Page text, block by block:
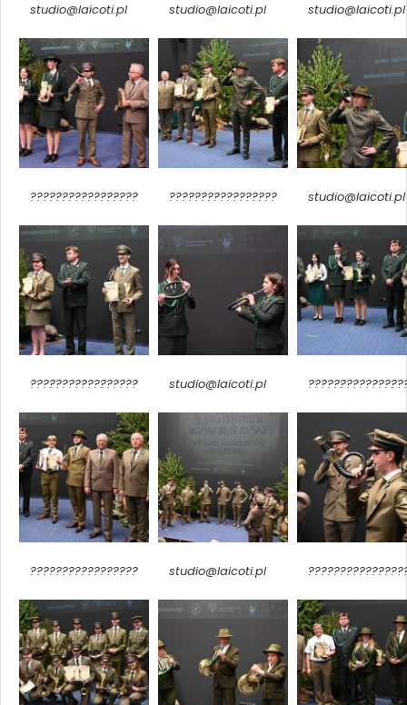
studio@laicoti.pl studio@laicoti.pl studio@laicoti.pl
????????????????? ????????????????? studio@laicoti.pl
????????????????? studio@laicoti.pl
????????????????? studio@laicoti.pl